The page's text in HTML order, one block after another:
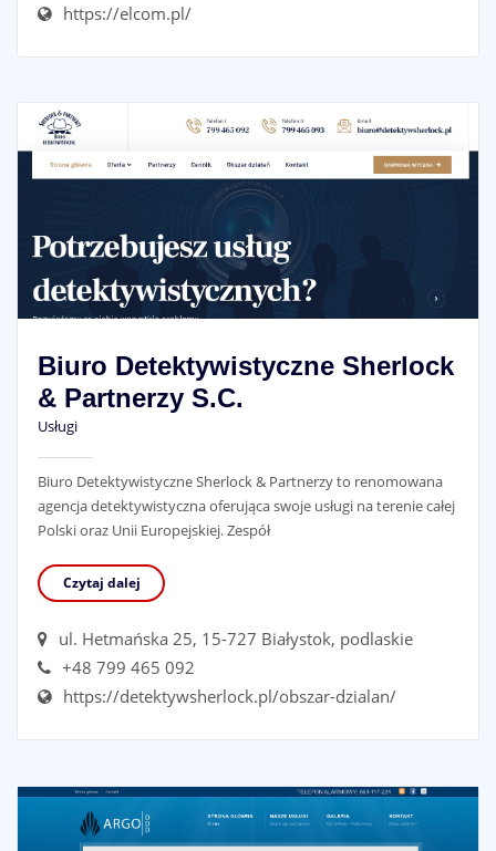
https://elcom.pl/
Biuro Detektywistyczne Sherlock
& Partnerzy S.C.
Usługi
Biuro Detektywistyczne Sherlock & Partnerzy to renomowana
agencja detektywistyczna oferująca swoje usługi na terenie całej
Polski oraz Unii Europejskiej. Zespół
Czytaj dalej
ul. Hetmańska 25, 15-727 Białystok, podlaskie
+48 799 465 092
https://detektywsherlock.pl/obszar-dzialan/